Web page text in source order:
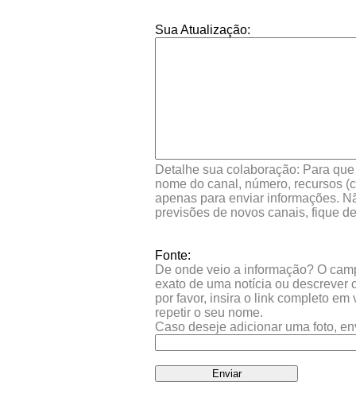
Sua Atualização:
Detalhe sua colaboração: Para
nome do canal, número, recursos
apenas para enviar informações.
previsões de novos canais, fique
Fonte:
De onde veio a informação? O
exato de uma notícia ou descrever
por favor, insira o link completo
repetir o seu nome.
Caso deseje adicionar uma foto,